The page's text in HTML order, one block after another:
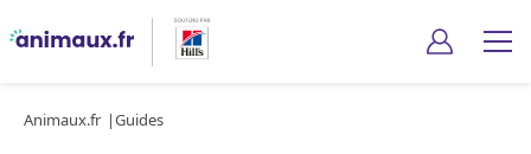
Animaux.fr Guides